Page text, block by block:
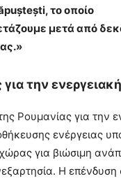
το οποίο
μετά από
την
Ρουμανίας για την
ενέργειας
για βιώσιμη
Η επένδυση